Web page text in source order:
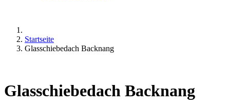
Startseite
Glasschiebedach Backnang
Glasschiebedach Backnang